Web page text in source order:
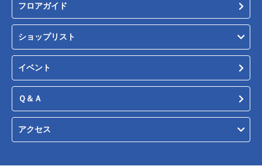
フロアガイド
ショップリスト
イベント
Ｑ＆Ａ
アクセス